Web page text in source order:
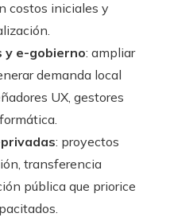
costos iniciales y
y e-gobierno: ampliar
demanda local
UX, gestores
: proyectos
transferencia
pública que priorice